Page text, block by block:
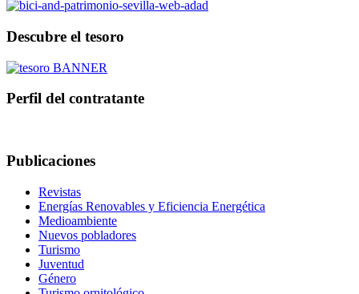
Descubre el tesoro
Perfil del contratante
Publicaciones
Revistas
Energías Renovables y Eficiencia Energética
Medioambiente
Nuevos pobladores
Turismo
Juventud
Género